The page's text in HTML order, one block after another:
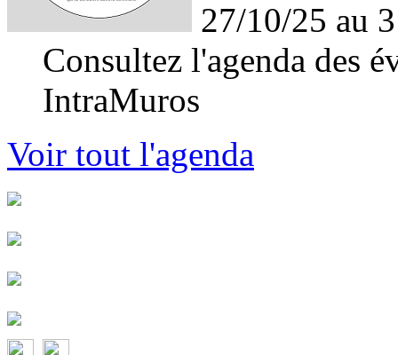
27/10/25 au
Consultez l'agenda des
IntraMuros
Voir tout l'agenda